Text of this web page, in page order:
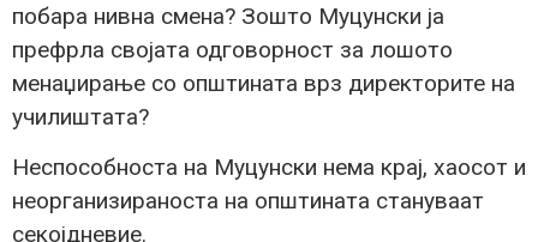
побара нивна смена? Зошто Муцунски ја
префрла својата одговорност за лошото
менаџирање со општината врз директорите на
училиштата?
Неспособноста на Муцунски нема крај, хаосот и
неорганизираноста на општината стануваат
секојдневие.